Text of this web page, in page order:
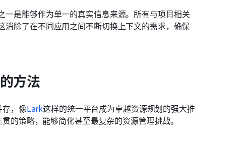
一是能够作为单一的真实信息来源。所有与项目相关
除了在不同应用之间不断切换上下文的需求，确保
方法
，像Lark这样的统一平台成为卓越资源规划的强大推
的策略，能够简化甚至最复杂的资源管理挑战。